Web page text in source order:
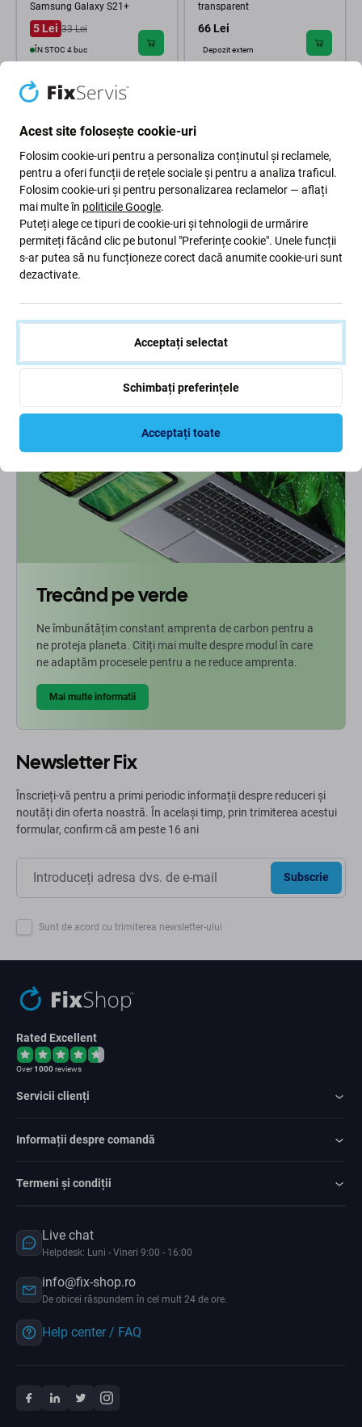
Samsung Galaxy S21+
5 Lei 33 Lei
ÎN STOC 4 buc
transparent
66 Lei
Depozit extern
PanzerGlass
PanzerGlass - Geam Securizat
Case Friendly AB pentru
Fingerprint komp., negru
187 Lei
Trecând pe verde
Ne îmbunătățim constant amprenta de carbon pentru a
ne proteja planeta. Citiți mai multe despre modul în care
ne adaptăm procesele pentru a ne reduce amprenta.
Mai multe informatii
Newsletter Fix
Înscrieți-vă pentru a primi periodic informații despre reduceri și
noutăți din oferta noastră. În același timp, prin trimiterea acestui
formular, confirm că am peste 16 ani
Subscrie
Sunt de acord cu trimiterea newsletter-ului
Rated Excellent
Over1000reviews
Servicii clienți
Informații despre comandă
Termeni și condiții
Live chat
Helpdesk: Luni - Vineri 9:00 - 16:00
info@fix-shop.ro
De obicei răspundem în cel mult 24 de ore.
Help center / FAQ
Acest site folosește cookie-uri
Folosim cookie-uri pentru a personaliza conținutul și reclamele,
pentru a oferi funcții de rețele sociale și pentru a analiza traficul.
Folosim cookie-uri și pentru personalizarea reclamelor — aflați
mai multe în politicile Google.
Puteți alege ce tipuri de cookie-uri și tehnologii de urmărire
permiteți făcând clic pe butonul "Preferințe cookie". Unele funcții
s-ar putea să nu funcționeze corect dacă anumite cookie-uri sunt
dezactivate.
Acceptați selectat
Schimbați preferințele
Acceptați toate